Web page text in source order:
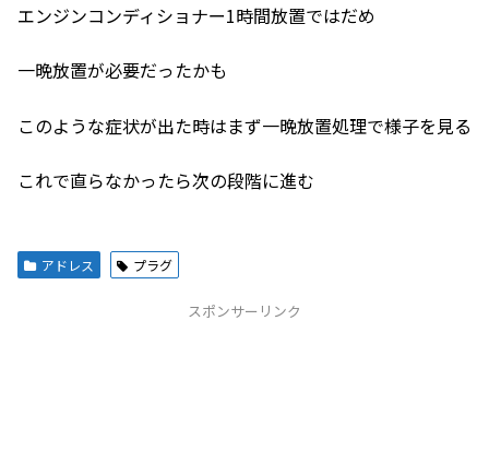
エンジンコンディショナー1時間放置ではだめ
一晩放置が必要だったかも
このような症状が出た時はまず一晩放置処理で様子を見る
これで直らなかったら次の段階に進む
アドレス プラグ
スポンサーリンク